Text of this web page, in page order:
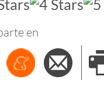
en
Menéame